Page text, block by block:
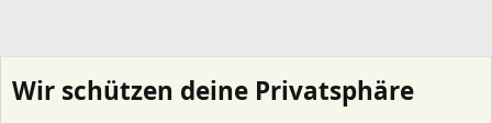
Wir schützen deine Privatsphäre